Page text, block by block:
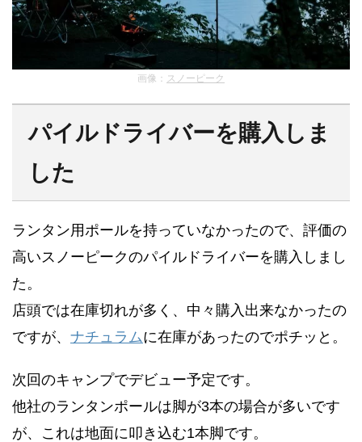
画像： スノーピーク
パイルドライバーを購入しま
した
ランタン用ポールを持っていなかったので、評価の
高いスノーピークのパイルドライバーを購入しまし
た。
店頭では在庫切れが多く、中々購入出来なかったの
ですが、 ナチュラムに在庫があったのでポチッと。
次回のキャンプでデビュー予定です。
他社のランタンポールは脚が3本の場合が多いです
が、これは地面に叩き込む1本脚です。